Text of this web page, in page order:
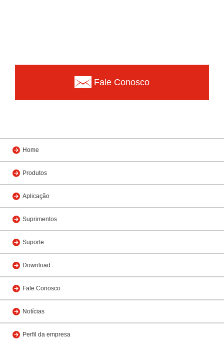
Fale Conosco
Home
Produtos
Aplicação
Suprimentos
Suporte
Download
Fale Conosco
Notícias
Perfil da empresa